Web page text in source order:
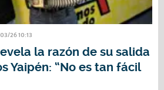
26 10:13
la razón de su salida
Yaipén: “No es tan fácil